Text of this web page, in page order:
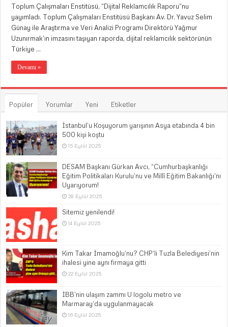
Toplum Çalışmaları Enstitüsü, “Dijital Reklamcılık Raporu”nu
yayımladı. Toplum Çalışmaları Enstitüsü Başkanı Av. Dr. Yavuz Selim
Günay ile Araştırma ve Veri Analizi Programı Direktörü Yağmur
Uzunırmak’ın imzasını taşıyan raporda, dijital reklamcılık sektörünün
Türkiye …
Devamı »
Popüler Yorumlar Yeni Etiketler
İstanbul’u Koşuyorum yarışının Asya etabında 4 bin
500 kişi koştu
15 Eylül 2025
DESAM Başkanı Gürkan Avcı, “Cumhurbaşkanlığı
Eğitim Politikaları Kurulu’nu ve Millî Eğitim Bakanlığı’nı
Uyarıyorum!
28 Eylül 2025
Sitemiz yenilendi!
14 Eylül 2025
Kim Takar İmamoğlu’nu? CHP’li Tuzla Belediyesi’nin
ihalesi yine aynı firmaya gitti
22 Eylül 2025
İBB’nin ulaşım zammı U logolu metro ve
Marmaray’da uygulanmayacak
16 Eylül 2025